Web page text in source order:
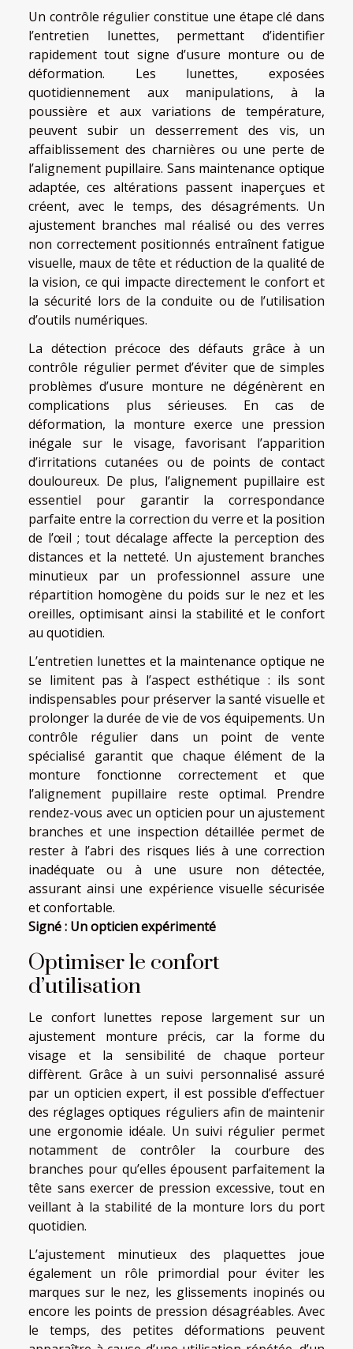
Un contrôle régulier constitue une étape clé dans
l’entretien lunettes, permettant d’identifier
rapidement tout signe d’usure monture ou de
déformation. Les lunettes, exposées
quotidiennement aux manipulations, à la
poussière et aux variations de température,
peuvent subir un desserrement des vis, un
affaiblissement des charnières ou une perte de
l’alignement pupillaire. Sans maintenance optique
adaptée, ces altérations passent inaperçues et
créent, avec le temps, des désagréments. Un
ajustement branches mal réalisé ou des verres
non correctement positionnés entraînent fatigue
visuelle, maux de tête et réduction de la qualité de
la vision, ce qui impacte directement le confort et
la sécurité lors de la conduite ou de l’utilisation
d’outils numériques.
La détection précoce des défauts grâce à un
contrôle régulier permet d’éviter que de simples
problèmes d’usure monture ne dégénèrent en
complications plus sérieuses. En cas de
déformation, la monture exerce une pression
inégale sur le visage, favorisant l’apparition
d’irritations cutanées ou de points de contact
douloureux. De plus, l’alignement pupillaire est
essentiel pour garantir la correspondance
parfaite entre la correction du verre et la position
de l’œil ; tout décalage affecte la perception des
distances et la netteté. Un ajustement branches
minutieux par un professionnel assure une
répartition homogène du poids sur le nez et les
oreilles, optimisant ainsi la stabilité et le confort
au quotidien.
L’entretien lunettes et la maintenance optique ne
se limitent pas à l’aspect esthétique : ils sont
indispensables pour préserver la santé visuelle et
prolonger la durée de vie de vos équipements. Un
contrôle régulier dans un point de vente
spécialisé garantit que chaque élément de la
monture fonctionne correctement et que
l’alignement pupillaire reste optimal. Prendre
rendez-vous avec un opticien pour un ajustement
branches et une inspection détaillée permet de
rester à l’abri des risques liés à une correction
inadéquate ou à une usure non détectée,
assurant ainsi une expérience visuelle sécurisée
et confortable.
Signé : Un opticien expérimenté
Optimiser le confort
d’utilisation
Le confort lunettes repose largement sur un
ajustement monture précis, car la forme du
visage et la sensibilité de chaque porteur
diffèrent. Grâce à un suivi personnalisé assuré
par un opticien expert, il est possible d’effectuer
des réglages optiques réguliers afin de maintenir
une ergonomie idéale. Un suivi régulier permet
notamment de contrôler la courbure des
branches pour qu’elles épousent parfaitement la
tête sans exercer de pression excessive, tout en
veillant à la stabilité de la monture lors du port
quotidien.
L’ajustement minutieux des plaquettes joue
également un rôle primordial pour éviter les
marques sur le nez, les glissements inopinés ou
encore les points de pression désagréables. Avec
le temps, des petites déformations peuvent